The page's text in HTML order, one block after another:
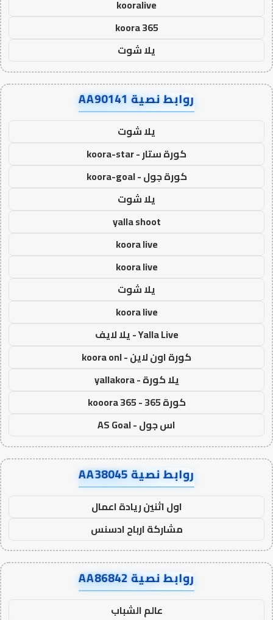
kooralive
koora 365
يلا شوت
روابط نصية AA90141
يلا شوت
كورة ستار - koora-star
كورة جول - koora-goal
يلا شوت
yalla shoot
koora live
koora live
يلا شوت
koora live
Yalla Live - يلا لايف
كورة اون لاين - koora onl
يلا كورة - yallakora
كورة 365 - kooora 365
اس جول - AS Goal
روابط نصية AA38045
اول اثنين ريادة اعمال
مشاركة ارباح ادسنس
روابط نصية AA86842
عالم الشباب